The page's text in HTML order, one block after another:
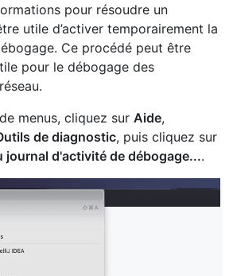
pour résoudre un
utile d’activer temporairement la
Ce procédé peut être
pour le débogage des
menus, cliquez sur Aide,
de diagnostic, puis cliquez sur
journal d'activité de débogage....